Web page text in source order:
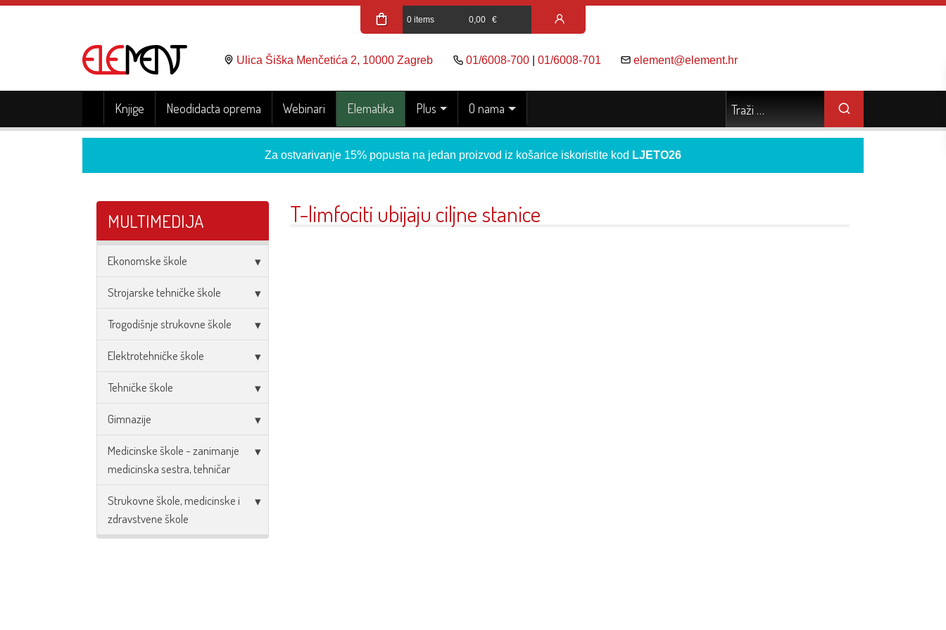
0 items 0,00 €
Ulica Šiška Menčetića 2, 10000 Zagreb 01/6008-700| 01/6008-701 element@element.hr
Knjige Neodidacta oprema Webinari Elematika Plus O nama
Za ostvarivanje 15% popusta na jedan proizvod iz košarice iskoristite kod LJETO26
MULTIMEDIJA
Ekonomske škole
Strojarske tehničke škole
Trogodišnje strukovne škole
Elektrotehničke škole
Tehničke škole
Gimnazije
Medicinske škole - zanimanje
medicinska sestra, tehničar
Strukovne škole, medicinske i
zdravstvene škole
T-limfociti ubijaju ciljne stanice